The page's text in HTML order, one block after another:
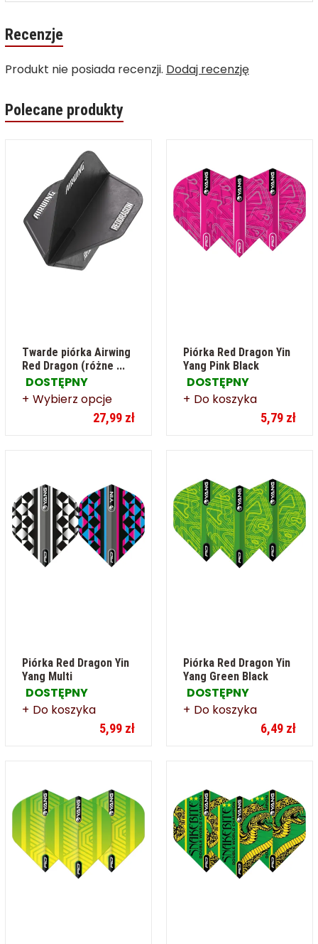
Recenzje
Produkt nie posiada recenzji. Dodaj recenzję
Polecane produkty
Twarde piórka Airwing
Red Dragon (różne ...
DOSTĘPNY
Wybierz opcje
27,99 zł
Piórka Red Dragon Yin
Yang Pink Black
DOSTĘPNY
Do koszyka
5,79 zł
Piórka Red Dragon Yin
Yang Multi
DOSTĘPNY
Do koszyka
5,99 zł
Piórka Red Dragon Yin
Yang Green Black
DOSTĘPNY
Do koszyka
6,49 zł